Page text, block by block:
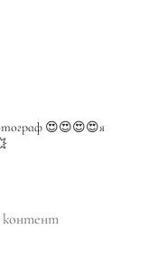
😍😍😍😍я
контент